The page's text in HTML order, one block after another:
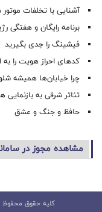
آشنایی با تخلفات
برنامه رایگان و هفتگی
فیشینگ را جدی بگیرید
کدهای احراز هویت را به
چرا خیابان‌ها همیشه
تئاتر شرقی به
حافظ و جنگ و عشق
مشاهده مجوز در
کلیه حقوق محفوظ